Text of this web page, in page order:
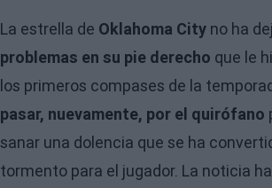
La estrella de Oklahoma City no ha
problemas en su pie derecho que le
los primeros compases de la
pasar, nuevamente, por el quirófano
sanar una dolencia que se ha
tormento para el jugador. La noticia